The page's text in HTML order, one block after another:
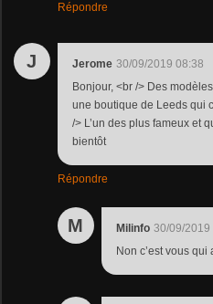
Répondre
J Jerome 30/09/2019 08:38
Bonjour, <br /> Des
une boutique de Leeds qui
/> L’un des plus fameux et
bientôt
Répondre
M Milinfo 30/09/2019
Non c’est vous